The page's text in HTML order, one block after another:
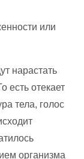
или
нарастать
есть отекает
тела, голос
организма